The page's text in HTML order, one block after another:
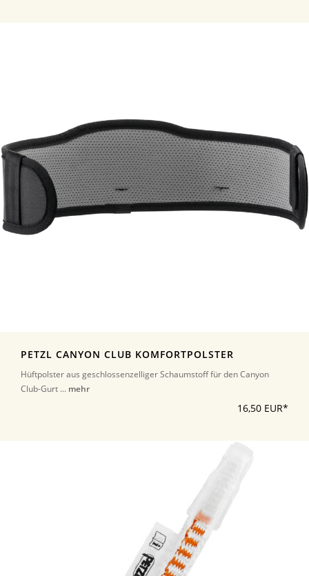
PETZL CANYON CLUB KOMFORTPOLSTER
Hüftpolster aus geschlossenzelliger Schaumstoff für den Canyon
Club-Gurt ... mehr
16,50 EUR*